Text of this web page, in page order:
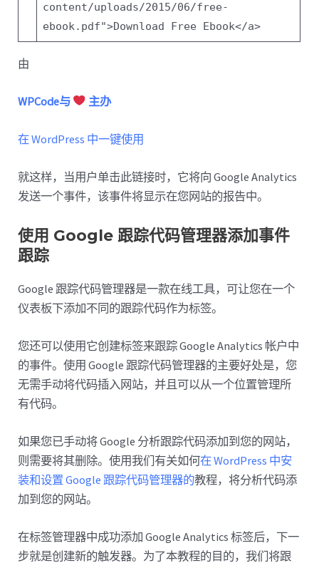
content/uploads/2015/06/free-
ebook.pdf">Download Free Ebook</a>
由
WPCode与 主办
在 WordPress 中一键使用
就这样，当用户单击此链接时，它将向 Google Analytics
发送一个事件，该事件将显示在您网站的报告中。
使用 Google 跟踪代码管理器添加事件
跟踪
Google 跟踪代码管理器是一款在线工具，可让您在一个
仪表板下添加不同的跟踪代码作为标签。
您还可以使用它创建标签来跟踪 Google Analytics 帐户中
的事件。使用 Google 跟踪代码管理器的主要好处是，您
无需手动将代码插入网站，并且可以从一个位置管理所
有代码。
如果您已手动将 Google 分析跟踪代码添加到您的网站，
则需要将其删除。使用我们有关如何在 WordPress 中安
装和设置 Google 跟踪代码管理器的教程，将分析代码添
加到您的网站。
在标签管理器中成功添加 Google Analytics 标签后，下一
步就是创建新的触发器。为了本教程的目的，我们将跟